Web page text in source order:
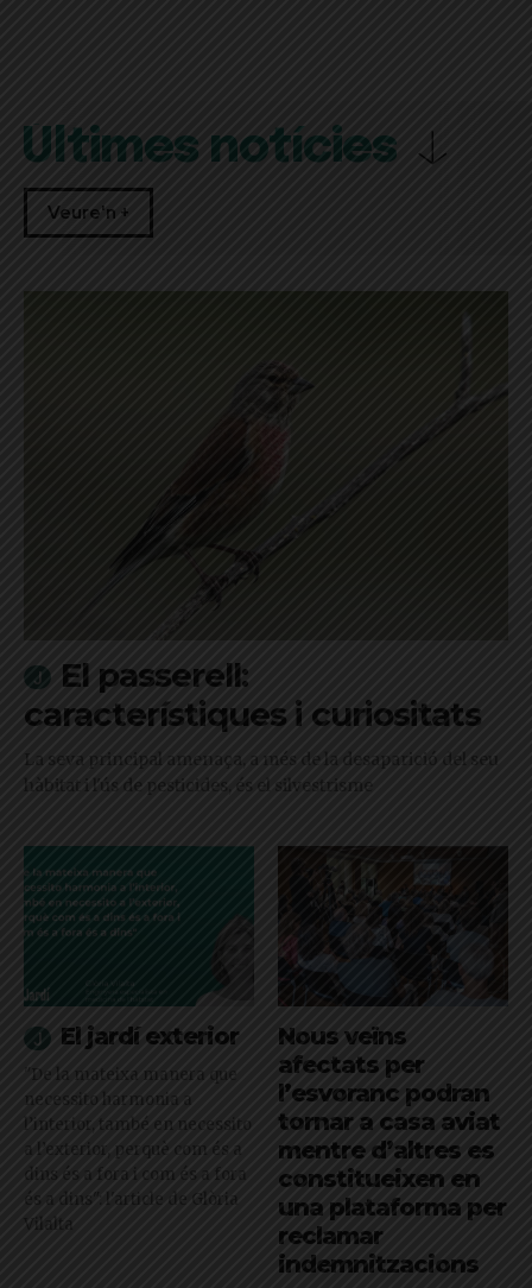
Últimes notícies
Veure'n +
El passerell:
característiques i curiositats
La seva principal amenaça, a més de la desaparició del seu
hàbitat i l'ús de pesticides, és el silvestrisme
El jardí exterior
"De la mateixa manera que
necessito harmonia a
l’interior, també en necessito
a l’exterior, perquè com és a
dins és a fora i com és a fora
és a dins": l'article de Glòria
Vilalta
Nous veïns
afectats per
l’esvoranc podran
tornar a casa aviat
mentre d’altres es
constitueixen en
una plataforma per
reclamar
indemnitzacions